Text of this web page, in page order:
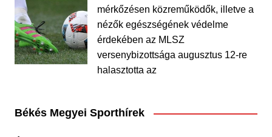
mérkőzésen közreműködők, illetve a
nézők egészségének védelme
érdekében az MLSZ
versenybizottsága augusztus 12-re
halasztotta az
Békés Megyei Sporthírek